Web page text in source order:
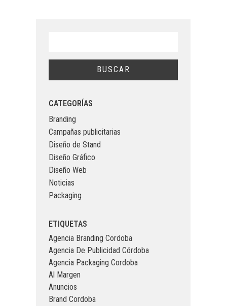
CATEGORÍAS
Branding
Campañas publicitarias
Diseño de Stand
Diseño Gráfico
Diseño Web
Noticias
Packaging
ETIQUETAS
Agencia Branding Cordoba
Agencia De Publicidad Córdoba
Agencia Packaging Cordoba
Al Margen
Anuncios
Brand Cordoba